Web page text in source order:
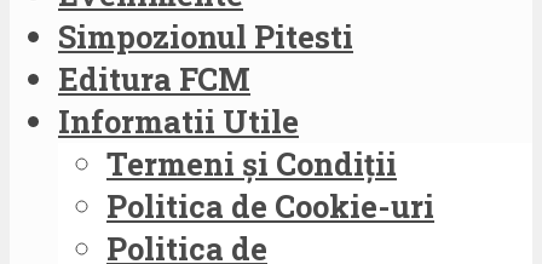
Simpozionul Pitesti
Editura FCM
Informatii Utile
Termeni și Condiții
Politica de Cookie-uri
Politica de